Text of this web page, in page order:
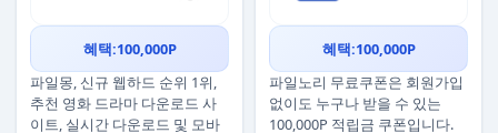
혜택:100,000P
파일몽, 신규 웹하드 순위 1위,
추천 영화 드라마 다운로드 사
이트, 실시간 다운로드 및 모바
혜택:100,000P
파일노리 무료쿠폰은 회원가입
없이도 누구나 받을 수 있는
100,000P 적립금 쿠폰입니다.